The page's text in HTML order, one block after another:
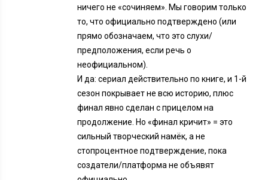
ничего не «сочиняем». Мы говорим только
то, что официально подтверждено (или
прямо обозначаем, что это слухи/
предположения, если речь о
неофициальном).
И да: сериал действительно по книге, и 1-й
сезон покрывает не всю историю, плюс
финал явно сделан с прицелом на
продолжение. Но «финал кричит» = это
сильный творческий намёк, а не
стопроцентное подтверждение, пока
создатели/платформа не объявят